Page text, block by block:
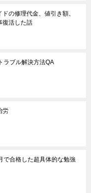
の修理代金、値引き額、
復活した話
ラブル解決方法QA
労
で合格した超具体的な勉強